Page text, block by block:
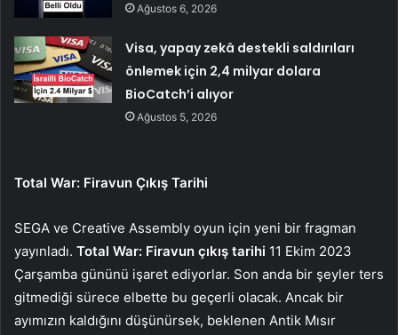
Ağustos 6, 2026
Visa, yapay zekâ destekli saldırıları
önlemek için 2,4 milyar dolara
BioCatch’i alıyor
Ağustos 5, 2026
Total War: Firavun Çıkış Tarihi
SEGA ve Creative Assembly oyun için yeni bir fragman
yayınladı. Total War: Firavun çıkış tarihi 11 Ekim 2023
Çarşamba gününü işaret ediyorlar. Son anda bir şeyler ters
gitmediği sürece elbette bu geçerli olacak. Ancak bir
ayımızın kaldığını düşünürsek, beklenen Antik Mısır